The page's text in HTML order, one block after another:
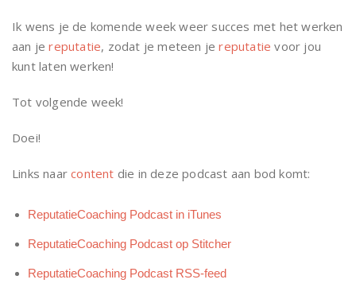
Ik wens je de komende week weer succes met het werken
aan jereputatie, zodat je meteen jereputatie voor jou
kunt laten werken!
Tot volgende week!
Doei!
Links naarcontent die in deze podcast aan bod komt:
ReputatieCoaching Podcast in iTunes
ReputatieCoaching Podcast op Stitcher
ReputatieCoaching Podcast RSS-feed